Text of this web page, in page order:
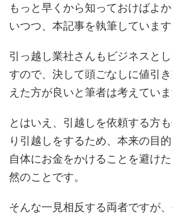
もっと早くから知っておけばよ
いつつ、本記事を執筆しています
引っ越し業社さんもビジネスと
すので、決して頭ごなしに値引
えた方が良いと筆者は考えていま
とはいえ、引越しを依頼する方
り引越しをするため、本来の目
自体にお金をかけることを避け
然のことです。
そんな一見相反する両者ですが